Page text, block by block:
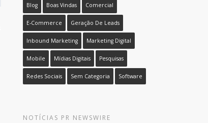
Blog Boas Vindas Comercial
E-Commerce Geração De Leads
Inbound Marketing Marketing Digital
Mobile Mídias Digitais Pesquisas
Redes Sociais Sem Categoria Software
NOTÍCIAS PR NEWSWIRE